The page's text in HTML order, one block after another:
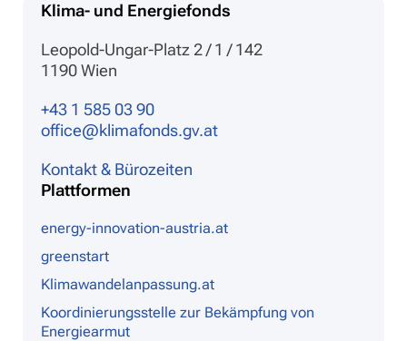
Klima- und Energiefonds
Leopold-Ungar-Platz 2 / 1 / 142
1190 Wien
+43 1 585 03 90
office@klimafonds.gv.at
Kontakt & Bürozeiten
Plattformen
energy-innovation-austria.at
greenstart
Klimawandelanpassung.at
Koordinierungsstelle zur Bekämpfung von
Energiearmut